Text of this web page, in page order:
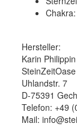
Hersteller:
Karin Philippin
SteinZeitOase
Uhlandstr. 7
D-75391
Telefon: +49
Mail: